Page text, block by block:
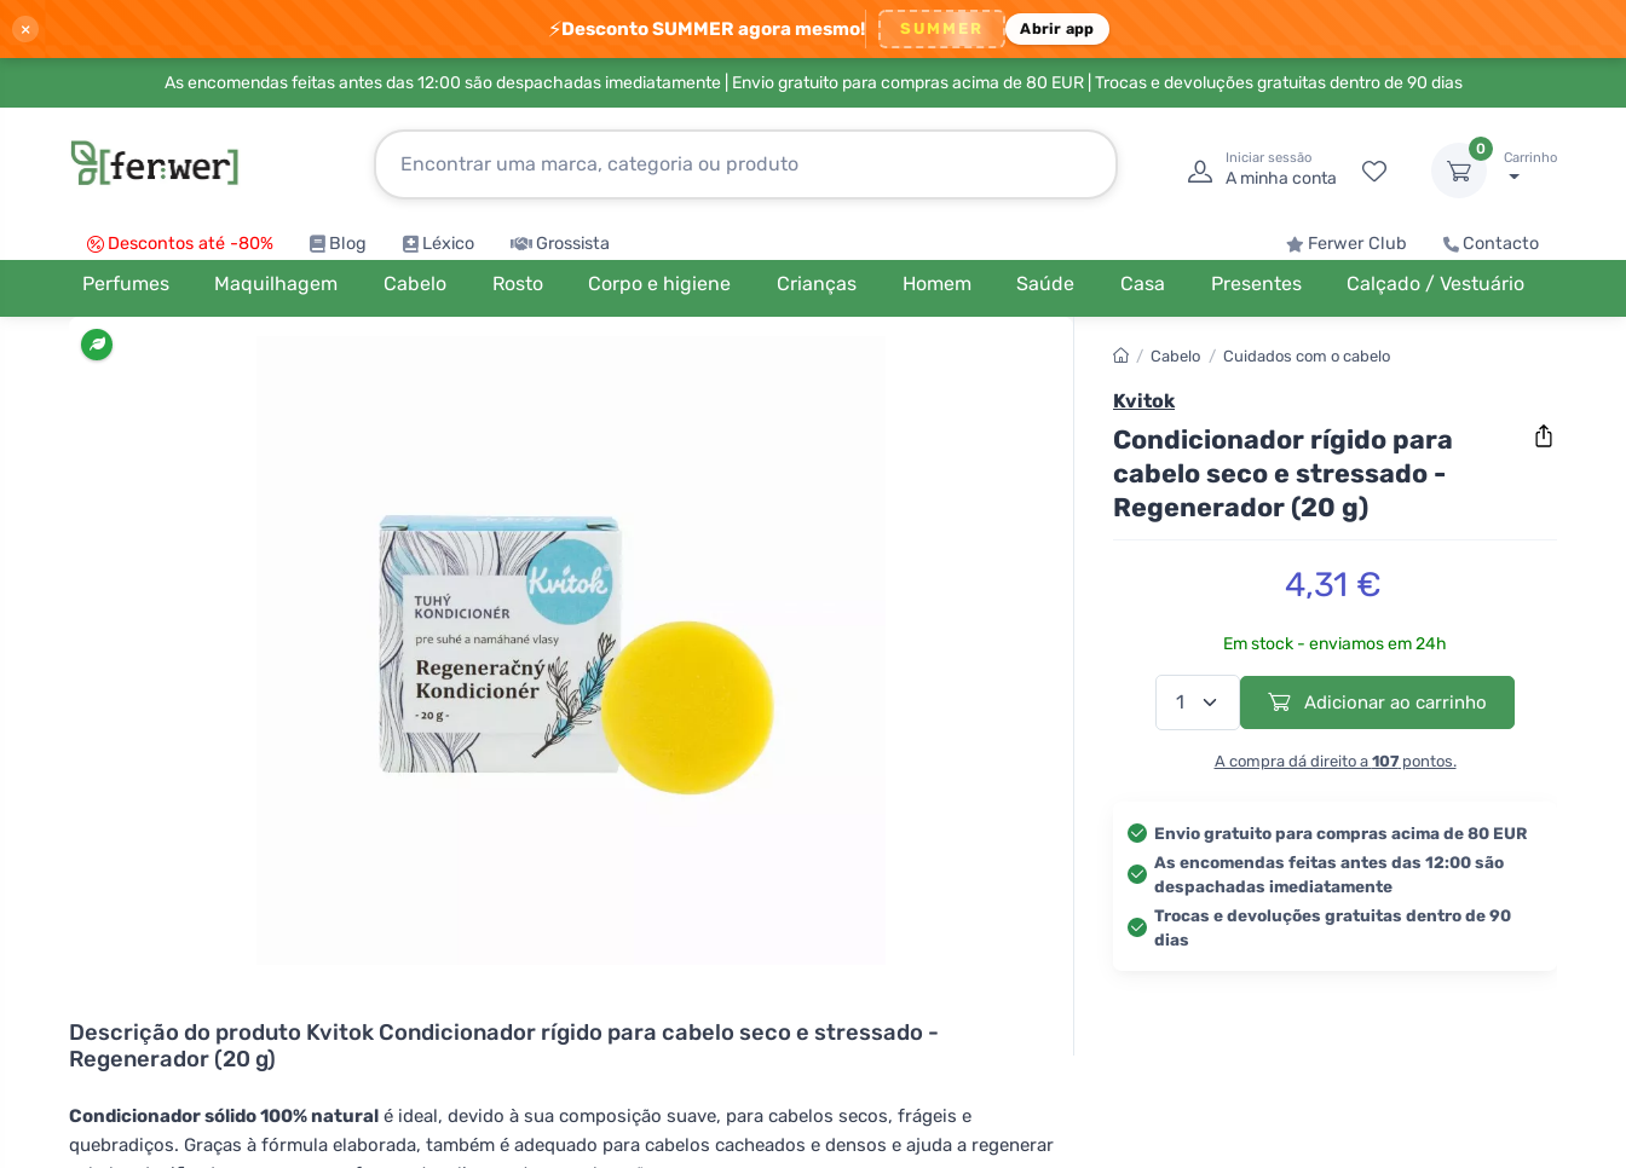
× ⚡Desconto SUMMER agora mesmo! SUMMER Abrir app
As encomendas feitas antes das 12:00 são despachadas imediatamente | Envio gratuito para compras acima de 80 EUR| Trocas e devoluções gratuitas dentro de 90 dias
Iniciar sessão
A minha conta
0
Carrinho
Descontos até -80% Blog Léxico Grossista Ferwer Club Contacto
Perfumes Maquilhagem Cabelo Rosto Corpo e higiene Crianças Homem Saúde Casa Presentes Calçado / Vestuário
Descrição do produto Kvitok Condicionador rígido para cabelo seco e stressado -
Regenerador (20 g)
Condicionador sólido 100% natural é ideal, devido à sua composição suave, para cabelos secos, frágeis e
quebradiços. Graças à fórmula elaborada, também é adequado para cabelos cacheados e densos e ajuda a regenerar
/ Cabelo / Cuidados com o cabelo
Kvitok
Condicionador rígido para
cabelo seco e stressado -
Regenerador (20 g)
4,31 €
Em stock - enviamos em 24h
Adicionar ao carrinho
A compra dá direito a 107pontos.
Envio gratuito para compras acima de 80 EUR
As encomendas feitas antes das 12:00 são
despachadas imediatamente
Trocas e devoluções gratuitas dentro de 90
dias